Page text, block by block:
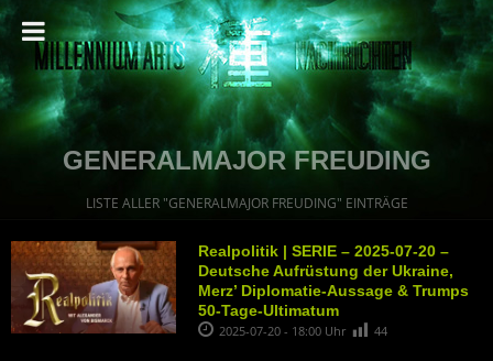
GENERALMAJOR FREUDING
LISTE ALLER "GENERALMAJOR FREUDING" EINTRÄGE
Realpolitik | SERIE – 2025-07-20 –
Deutsche Aufrüstung der Ukraine,
Merz’ Diplomatie-Aussage & Trumps
50-Tage-Ultimatum
2025-07-20 - 18:00 Uhr 44